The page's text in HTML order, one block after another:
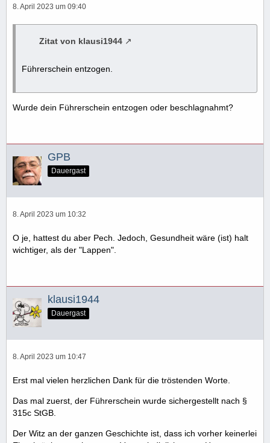
8. April 2023 um 09:40
Zitat von klausi1944
Führerschein entzogen.
Wurde dein Führerschein entzogen oder beschlagnahmt?
GPB
Dauergast
8. April 2023 um 10:32
O je, hattest du aber Pech. Jedoch, Gesundheit wäre (ist) halt
wichtiger, als der "Lappen".
klausi1944
Dauergast
8. April 2023 um 10:47
Erst mal vielen herzlichen Dank für die tröstenden Worte.
Das mal zuerst, der Führerschein wurde sichergestellt nach §
315c StGB.
Der Witz an der ganzen Geschichte ist, dass ich vorher keinerlei